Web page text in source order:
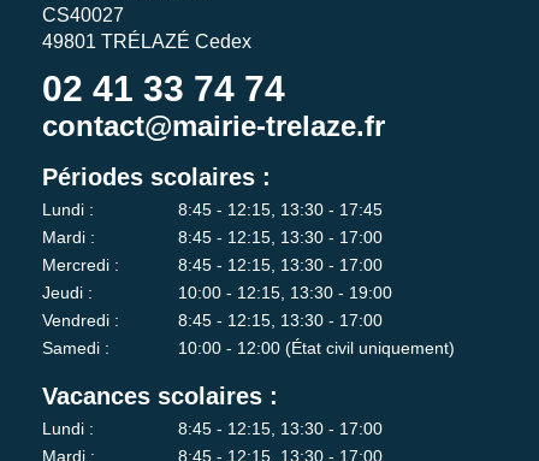
CS40027
49801 TRÉLAZÉ Cedex
02 41 33 74 74
contact@mairie-trelaze.fr
Périodes scolaires :
Lundi :
8:45 - 12:15, 13:30 - 17:45
Mardi :
8:45 - 12:15, 13:30 - 17:00
Mercredi :
8:45 - 12:15, 13:30 - 17:00
Jeudi :
10:00 - 12:15, 13:30 - 19:00
Vendredi :
8:45 - 12:15, 13:30 - 17:00
Samedi :
10:00 - 12:00 (État civil uniquement)
Vacances scolaires :
Lundi :
8:45 - 12:15, 13:30 - 17:00
Mardi :
8:45 - 12:15, 13:30 - 17:00